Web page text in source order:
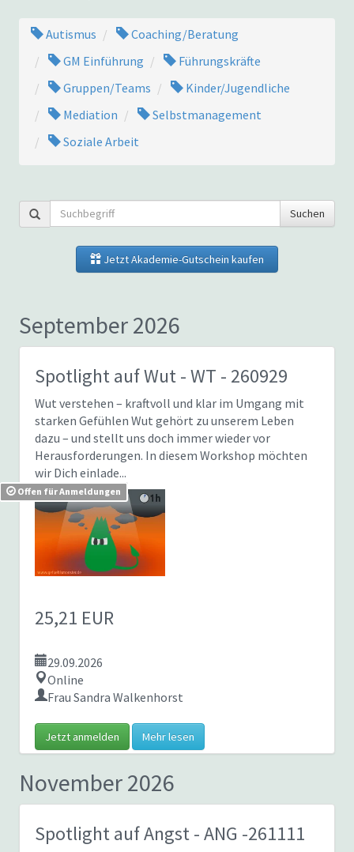
Autismus
Coaching/Beratung
GM Einführung
Führungskräfte
Gruppen/Teams
Kinder/Jugendliche
Mediation
Selbstmanagement
Soziale Arbeit
Suchen
Jetzt Akademie-Gutschein kaufen
September 2026
Spotlight auf Wut- WT - 260929
Wut verstehen – kraftvoll und klar im Umgang mit
starken Gefühlen Wut gehört zu unserem Leben
dazu – und stellt uns doch immer wieder vor
Herausforderungen. In diesem Workshop möchten
wir Dich einlade...
Offen für Anmeldungen
25,21 EUR
29.09.2026
Online
Frau Sandra Walkenhorst
Jetzt anmelden Mehr lesen
November 2026
Spotlight auf Angst- ANG -261111